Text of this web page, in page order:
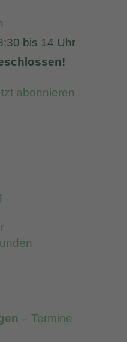
bis 14 Uhr
abonnieren
– Termine